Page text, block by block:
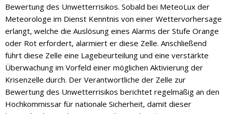
Bewertung des Unwetterrisikos. Sobald bei MeteoLux der
Meteorologe im Dienst Kenntnis von einer Wettervorhersage
erlangt, welche die Auslösung eines Alarms der Stufe Orange
oder Rot erfordert, alarmiert er diese Zelle. Anschließend
führt diese Zelle eine Lagebeurteilung und eine verstärkte
Überwachung im Vorfeld einer möglichen Aktivierung der
Krisenzelle durch. Der Verantwortliche der Zelle zur
Bewertung des Unwetterrisikos berichtet regelmäßig an den
Hochkommissar für nationale Sicherheit, damit dieser